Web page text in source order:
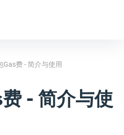
Gas费 - 简介与使用
- 简介与使